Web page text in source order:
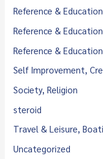
Reference &
Reference &
Reference &
Self Improvement,
Society, Religion
steroid
Travel & Leisure,
Uncategorized